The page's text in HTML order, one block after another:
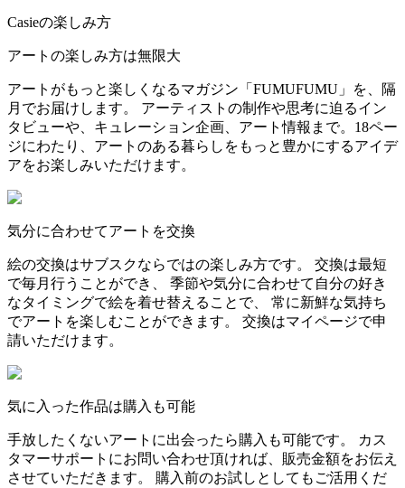
Casieの楽しみ方
アートの楽しみ方は無限大
アートがもっと楽しくなるマガジン「FUMUFUMU」を、隔
月でお届けします。 アーティストの制作や思考に迫るイン
タビューや、キュレーション企画、アート情報まで。18ペー
ジにわたり、アートのある暮らしをもっと豊かにするアイデ
アをお楽しみいただけます。
気分に合わせてアートを交換
絵の交換はサブスクならではの楽しみ方です。 交換は最短
で毎月行うことができ、 季節や気分に合わせて自分の好き
なタイミングで絵を着せ替えることで、 常に新鮮な気持ち
でアートを楽しむことができます。 交換はマイページで申
請いただけます。
気に入った作品は購入も可能
手放したくないアートに出会ったら購入も可能です。 カス
タマーサポートにお問い合わせ頂ければ、販売金額をお伝え
させていただきます。 購入前のお試しとしてもご活用くだ